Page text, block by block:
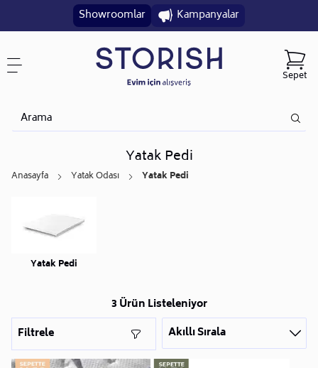
Showroomlar Kampanyalar
Sepet
Yatak Pedi
Anasayfa Yatak Odası Yatak Pedi
Yatak Pedi
3 Ürün Listeleniyor
Filtrele
Akıllı Sırala